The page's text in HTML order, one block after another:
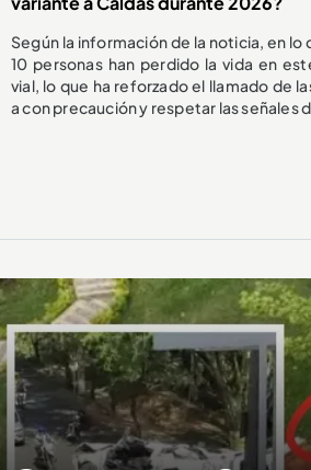
Según la información de la noticia, en lo
10 personas han perdido la vida en
vial, lo que ha reforzado el llamado de
a con precaución y respetar las señales